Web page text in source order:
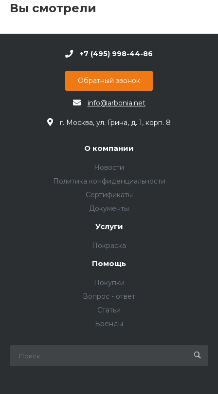
Вы смотрели
+7 (495) 998-44-86
Обратный звонок
info@arbonia.net
г. Москва, ул. Грина, д. 1, корп. 8
О компании
Новости
Политика конфиденциальности
Сертификаты
Документы
Услуги
Покраска
Помощь
Покупки
Вопрос - ответ
Статьи
Бренды